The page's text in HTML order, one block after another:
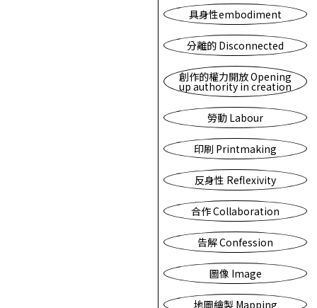
具身性embodiment
分離的 Disconnected
創作的權力開放 Opening
up authority in creation
勞動 Labour
印刷 Printmaking
反身性 Reflexivity
合作 Collaboration
告解 Confession
圖像 Image
地圖繪製 Mapping